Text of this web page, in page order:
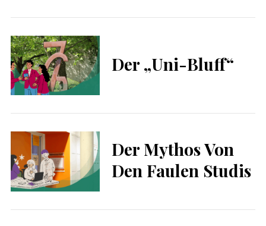
Der „Uni-Bluff“
Der Mythos Von
Den Faulen Studis